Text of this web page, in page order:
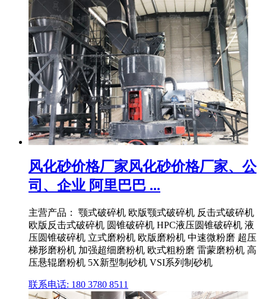
风化砂价格厂家风化砂价格厂家、公
司、企业 阿里巴巴 ...
主营产品： 颚式破碎机 欧版颚式破碎机 反击式破碎机
欧版反击式破碎机 圆锥破碎机 HPC液压圆锥破碎机 液
压圆锥破碎机 立式磨粉机 欧版磨粉机 中速微粉磨 超压
梯形磨粉机 加强超细磨粉机 欧式粗粉磨 雷蒙磨粉机 高
压悬辊磨粉机 5X新型制砂机 VSI系列制砂机
联系电话: 180 3780 8511